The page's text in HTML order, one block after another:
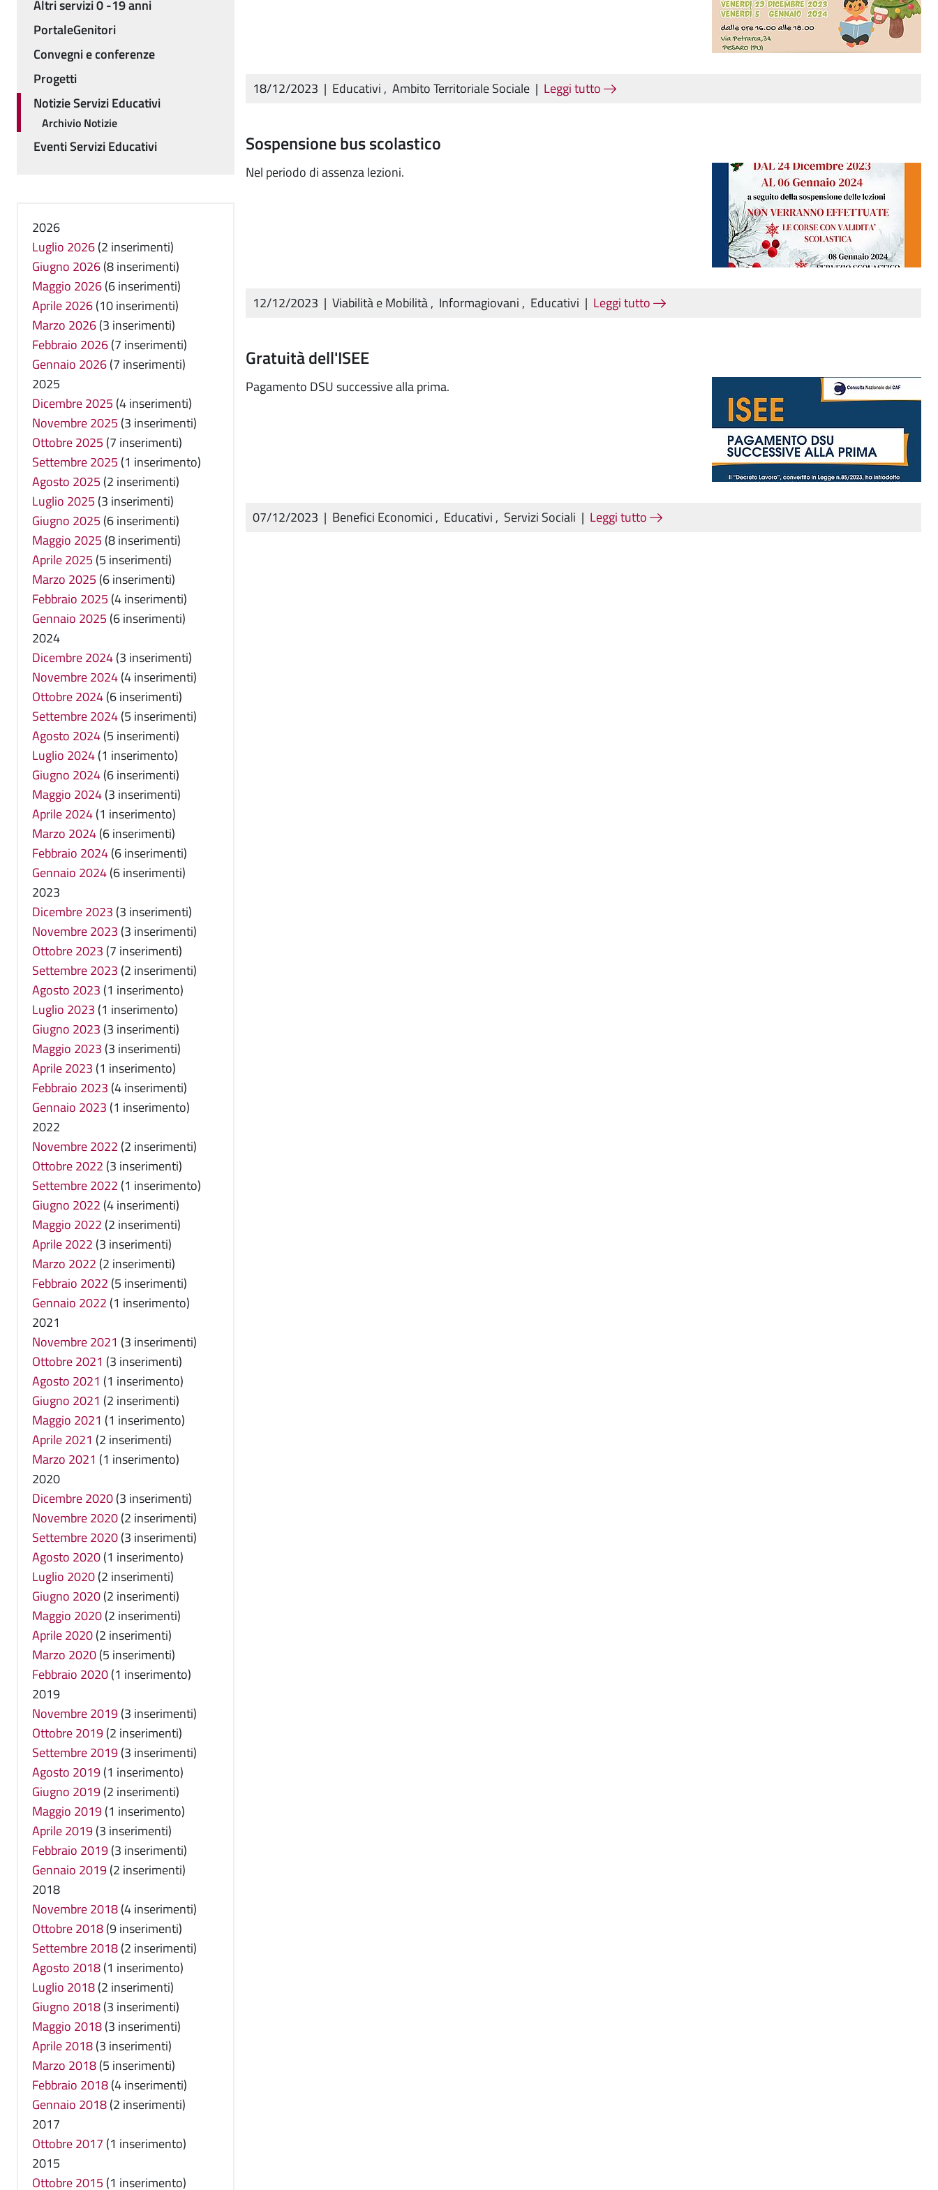
18/12/2023 | Educativi , Ambito Territoriale Sociale | Leggi tutto
Sospensione bus scolastico
Nel periodo di assenza lezioni.
12/12/2023 | Viabilità e Mobilità, Informagiovani , Educativi | Leggi tutto
Gratuità dell'ISEE
Pagamento DSU successive alla prima.
07/12/2023 | Benefici Economici , Educativi , Servizi Sociali | Leggi tutto
Altri servizi 0 -19 anni
PortaleGenitori
Convegni e conferenze
Progetti
Notizie Servizi Educativi
Archivio Notizie
Eventi Servizi Educativi
2026
Luglio 2026(2 inserimenti)
Giugno 2026(8 inserimenti)
Maggio 2026(6 inserimenti)
Aprile 2026(10 inserimenti)
Marzo 2026(3 inserimenti)
Febbraio 2026(7 inserimenti)
Gennaio 2026(7 inserimenti)
2025
Dicembre 2025 (4 inserimenti)
Novembre 2025 (3 inserimenti)
Ottobre 2025 (7 inserimenti)
Settembre 2025 (1 inserimento)
Agosto 2025 (2 inserimenti)
Luglio 2025 (3 inserimenti)
Giugno 2025 (6 inserimenti)
Maggio 2025 (8 inserimenti)
Aprile 2025 (5 inserimenti)
Marzo 2025 (6 inserimenti)
Febbraio 2025 (4 inserimenti)
Gennaio 2025 (6 inserimenti)
2024
Dicembre 2024(3 inserimenti)
Novembre 2024(4 inserimenti)
Ottobre 2024(6 inserimenti)
Settembre 2024(5 inserimenti)
Agosto 2024(5 inserimenti)
Luglio 2024(1 inserimento)
Giugno 2024(6 inserimenti)
Maggio 2024(3 inserimenti)
Aprile 2024(1 inserimento)
Marzo 2024(6 inserimenti)
Febbraio 2024(6 inserimenti)
Gennaio 2024(6 inserimenti)
2023
Dicembre 2023 (3 inserimenti)
Novembre 2023 (3 inserimenti)
Ottobre 2023 (7 inserimenti)
Settembre 2023 (2 inserimenti)
Agosto 2023 (1 inserimento)
Luglio 2023 (1 inserimento)
Giugno 2023 (3 inserimenti)
Maggio 2023 (3 inserimenti)
Aprile 2023 (1 inserimento)
Febbraio 2023 (4 inserimenti)
Gennaio 2023 (1 inserimento)
2022
Novembre 2022 (2 inserimenti)
Ottobre 2022 (3 inserimenti)
Settembre 2022 (1 inserimento)
Giugno 2022 (4 inserimenti)
Maggio 2022 (2 inserimenti)
Aprile 2022 (3 inserimenti)
Marzo 2022 (2 inserimenti)
Febbraio 2022 (5 inserimenti)
Gennaio 2022 (1 inserimento)
2021
Novembre 2021 (3 inserimenti)
Ottobre 2021 (3 inserimenti)
Agosto 2021 (1 inserimento)
Giugno 2021 (2 inserimenti)
Maggio 2021 (1 inserimento)
Aprile 2021 (2 inserimenti)
Marzo 2021 (1 inserimento)
2020
Dicembre 2020(3 inserimenti)
Novembre 2020(2 inserimenti)
Settembre 2020(3 inserimenti)
Agosto 2020(1 inserimento)
Luglio 2020(2 inserimenti)
Giugno 2020(2 inserimenti)
Maggio 2020(2 inserimenti)
Aprile 2020(2 inserimenti)
Marzo 2020(5 inserimenti)
Febbraio 2020(1 inserimento)
2019
Novembre 2019(3 inserimenti)
Ottobre 2019(2 inserimenti)
Settembre 2019(3 inserimenti)
Agosto 2019(1 inserimento)
Giugno 2019(2 inserimenti)
Maggio 2019(1 inserimento)
Aprile 2019(3 inserimenti)
Febbraio 2019(3 inserimenti)
Gennaio 2019(2 inserimenti)
2018
Novembre 2018(4 inserimenti)
Ottobre 2018(9 inserimenti)
Settembre 2018(2 inserimenti)
Agosto 2018(1 inserimento)
Luglio 2018(2 inserimenti)
Giugno 2018(3 inserimenti)
Maggio 2018(3 inserimenti)
Aprile 2018(3 inserimenti)
Marzo 2018(5 inserimenti)
Febbraio 2018(4 inserimenti)
Gennaio 2018(2 inserimenti)
2017
Ottobre 2017 (1 inserimento)
2015
Ottobre 2015 (1 inserimento)